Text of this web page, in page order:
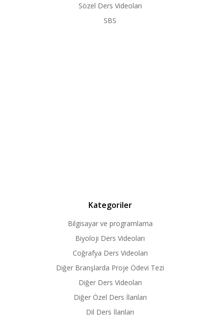
Sözel Ders Videoları
SBS
Kategoriler
Bilgisayar ve programlama
Biyoloji Ders Videoları
Coğrafya Ders Videoları
Diğer Branşlarda Proje Ödevi Tezi
Diğer Ders Videoları
Diğer Özel Ders İlanları
Dil Ders İlanları